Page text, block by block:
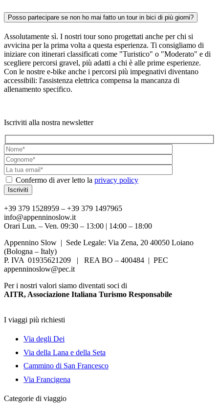
Posso partecipare se non ho mai fatto un tour in bici di più giorni?
Assolutamente sì. I nostri tour sono progettati anche per chi si
avvicina per la prima volta a questa esperienza. Ti consigliamo di
iniziare con itinerari classificati come "Turistico" o "Moderato" e di
scegliere percorsi gravel, più adatti a chi è alle prime esperienze.
Con le nostre e-bike anche i percorsi più impegnativi diventano
accessibili: l'assistenza elettrica compensa la mancanza di
allenamento specifico.
Iscriviti alla nostra newsletter
Confermo di aver letto la privacy policy
+39 379 1528959 – +39 379 1497965
info@appenninoslow.it
Orari Lun. – Ven. 09:30 – 13:00 | 14:00 – 18:00
Appennino Slow | Sede Legale: Via Zena, 20 40050 Loiano
(Bologna – Italy)
P. IVA 01935621209 | REA BO – 400484 | PEC
appenninoslow@pec.it
Per i nostri valori siamo diventati soci di
AITR, Associazione Italiana Turismo Responsabile
I viaggi più richiesti
Via degli Dei
Via della Lana e della Seta
Cammino di San Francesco
Via Francigena
Categorie di viaggio